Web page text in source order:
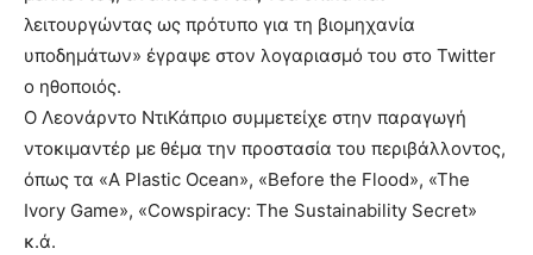
λειτουργώντας ως πρότυπο για τη βιομηχανία
υποδημάτων» έγραψε στον λογαριασμό του στο Twitter
ο ηθοποιός.
Ο Λεονάρντο ΝτιΚάπριο συμμετείχε στην παραγωγή
ντοκιμαντέρ με θέμα την προστασία του περιβάλλοντος,
όπως τα «A Plastic Ocean», «Before the Flood», «The
Ivory Game», «Cowspiracy: The Sustainability Secret»
κ.ά.